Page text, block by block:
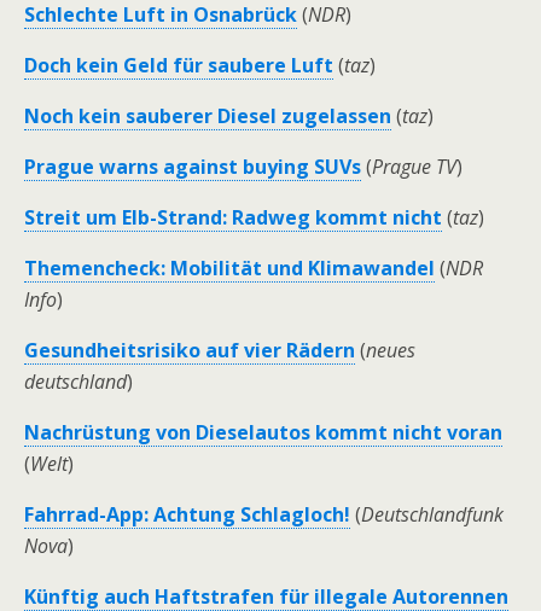
Schlechte Luft in Osnabrück(NDR)
Doch kein Geld für saubere Luft (taz)
Noch kein sauberer Diesel zugelassen (taz)
Prague warns against buying SUVs(Prague TV)
Streit um Elb-Strand: Radweg kommt nicht (taz)
Themencheck: Mobilität und Klimawandel (NDR
Info)
Gesundheitsrisiko auf vier Rädern (neues
deutschland)
Nachrüstung von Dieselautos kommt nicht voran
(Welt)
Fahrrad-App: Achtung Schlagloch! (Deutschlandfunk
Nova)
Künftig auch Haftstrafen für illegale Autorennen